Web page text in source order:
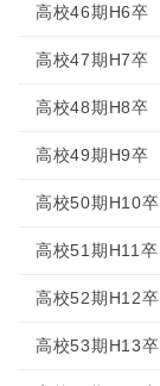
高校46期H6卒
高校47期H7卒
高校48期H8卒
高校49期H9卒
高校50期H10卒
高校51期H11卒
高校52期H12卒
高校53期H13卒